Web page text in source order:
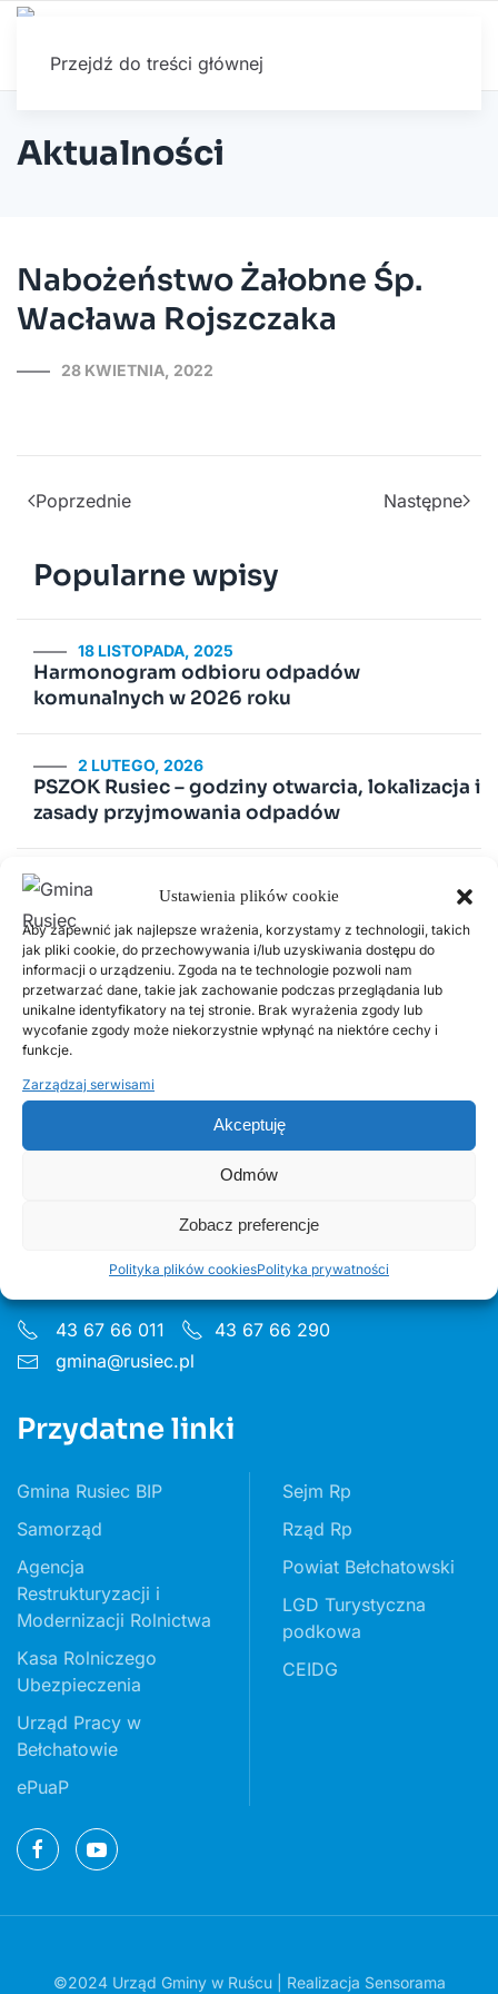
Ustawienia plików cookie
Aby zapewnić jak najlepsze wrażenia, korzystamy z technologii, takich
jak pliki cookie, do przechowywania i/lub uzyskiwania dostępu do
informacji o urządzeniu. Zgoda na te technologie pozwoli nam
przetwarzać dane, takie jak zachowanie podczas przeglądania lub
unikalne identyfikatory na tej stronie. Brak wyrażenia zgody lub
wycofanie zgody może niekorzystnie wpłynąć na niektóre cechy i
funkcje.
Zarządzaj serwisami
Akceptuję
Odmów
Zobacz preferencje
Polityka plików cookiesPolityka prywatności
Przejdź do treści głównej
Aktualności
Nabożeństwo Żałobne Śp.
Wacława Rojszczaka
28 KWIETNIA, 2022
Poprzednie Następne
Popularne wpisy
18 LISTOPADA, 2025
Harmonogram odbioru odpadów
komunalnych w 2026 roku
2 LUTEGO, 2026
PSZOK Rusiec – godziny otwarcia, lokalizacja i
zasady przyjmowania odpadów
Kurenda
30 CZERWCA, 2026
Odnawialne źródła energii w Gminie Rusiec –
edycja 2, Fundusze Europejskie
Urząd Gminy w Ruścu
Godziny pon 8:00 - 16.00 wt– pt 7:30 - 15.30
43 67 66 011
43 67 66 290
gmina@rusiec.pl
Przydatne linki
Gmina Rusiec BIP
Samorząd
Agencja
Restrukturyzacji i
Modernizacji Rolnictwa
Kasa Rolniczego
Ubezpieczenia
Urząd Pracy w
Bełchatowie
ePuaP
Sejm Rp
Rząd Rp
Powiat Bełchatowski
LGD Turystyczna
podkowa
CEIDG
©2024 Urząd Gminy w Ruścu | Realizacja Sensorama